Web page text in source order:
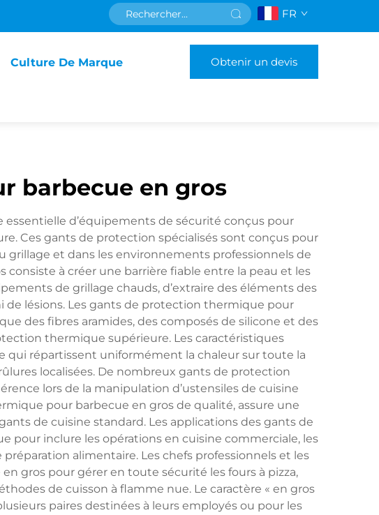
FR
Culture De Marque Obtenir un devis
barbecue en gros
d’équipements de sécurité conçus pour
Ces gants de protection spécialisés sont conçus pour
grillage et dans les environnements professionnels de
à créer une barrière fiable entre la peau et les
de grillage chauds, d’extraire des éléments des
lésions. Les gants de protection thermique pour
des fibres aramides, des composés de silicone et des
thermique supérieure. Les caractéristiques
répartissent uniformément la chaleur sur toute la
localisées. De nombreux gants de protection
lors de la manipulation d’ustensiles de cuisine
pour barbecue en gros de qualité, assure une
de cuisine standard. Les applications des gants de
inclure les opérations en cuisine commerciale, les
alimentaire. Les chefs professionnels et les
gros pour gérer en toute sécurité les fours à pizza,
de cuisson à flamme nue. Le caractère « en gros
paires destinées à leurs employés ou pour les